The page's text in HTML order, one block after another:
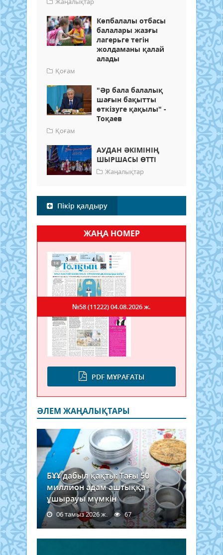
Көпбалалы отбасы
балалары жазғы
лагерьге тегін
жолдаманы қалай
алады
Қоғам
"Әр бала балалық
шағын бақытты
өткізуге қақылы" -
Тоқаев
Қоғам
АУДАН ӘКІМІНІҢ
ШЫРШАСЫ ӨТТІ
Жаңалықтар
Пікір қалдыру
ЖАҢА НОМЕР
PDF МҰРАҒАТЫ
№58 (11222)04.08.2026 ж.
ӘЛЕМ ЖАҢАЛЫҚТАРЫ
БҰҰ дабыл қақты: Тағы 50
миллион адам аштыққа
ұшырауы мүмкін
06 тамыз 2026 ж. 67